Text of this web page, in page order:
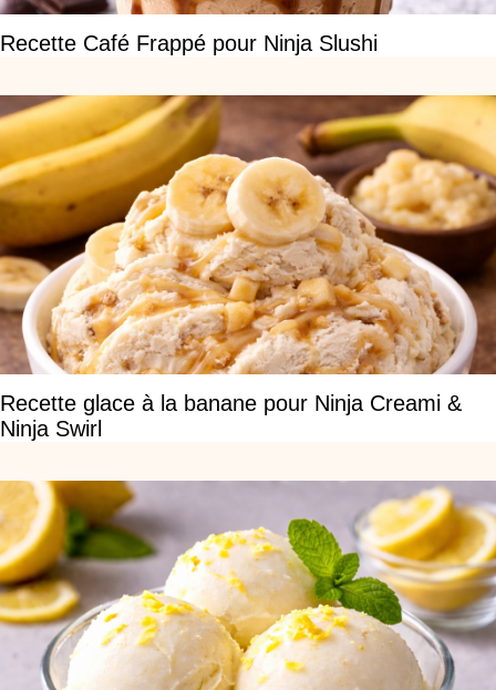
Recette Café Frappé pour Ninja Slushi
Recette glace à la banane pour Ninja Creami &
Ninja Swirl